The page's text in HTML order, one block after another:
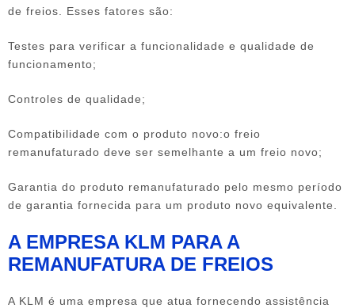
de freios . Esses fatores são:
Testes para verificar a funcionalidade e qualidade de
funcionamento;
Controles de qualidade;
Compatibilidade com o produto novo:o freio
remanufaturado deve ser semelhante a um freio novo;
Garantia do produto remanufaturado pelo mesmo período
de garantia fornecida para um produto novo equivalente.
A EMPRESA KLM PARA A
REMANUFATURA DE FREIOS
A KLM é uma empresa que atua fornecendo assistência